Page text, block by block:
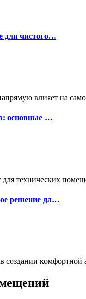
для чистого…
влияет на
основные …
технических
решение дл…
создании